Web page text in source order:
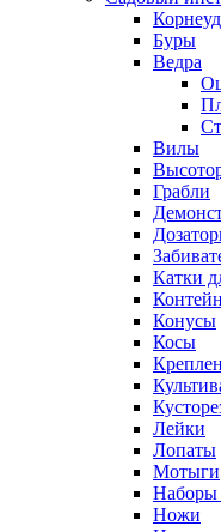
Буры
Ведра
Вилы
Грабли
Катки
Конусы
Косы
Лейки
Лопаты
Мотыги
Наборы
Ножи